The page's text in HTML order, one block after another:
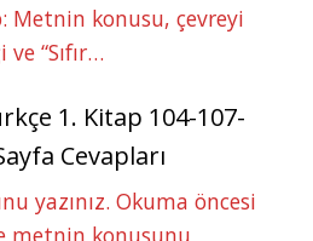
Metnin konusu, çevreyi
“Sıfır…
1. Kitap 104-107-
Cevapları
yazınız. Okuma öncesi
metnin konusunu